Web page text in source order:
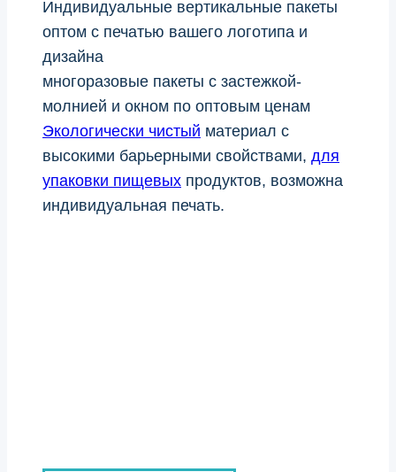
Индивидуальные вертикальные пакеты
оптом с печатью вашего логотипа и
дизайна
многоразовые пакеты с застежкой-
молнией и окном по оптовым ценам
Экологически чистый материал с
высокими барьерными свойствами, для
упаковки пищевых продуктов, возможна
индивидуальная печать.